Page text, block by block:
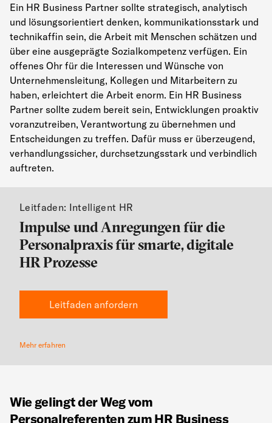
Ein HR Business Partner sollte strategisch, analytisch
und lösungsorientiert denken, kommunikationsstark und
technikaffin sein, die Arbeit mit Menschen schätzen und
über eine ausgeprägte Sozialkompetenz verfügen. Ein
offenes Ohr für die Interessen und Wünsche von
Unternehmensleitung, Kollegen und Mitarbeitern zu
haben, erleichtert die Arbeit enorm. Ein HR Business
Partner sollte zudem bereit sein, Entwicklungen proaktiv
voranzutreiben, Verantwortung zu übernehmen und
Entscheidungen zu treffen. Dafür muss er überzeugend,
verhandlungssicher, durchsetzungsstark und verbindlich
auftreten.
Leitfaden: Intelligent HR
Impulse und Anregungen für die
Personalpraxis für smarte, digitale
HR Prozesse
Leitfaden anfordern
Mehr erfahren
Wie gelingt der Weg vom
Personalreferenten zum HR Business